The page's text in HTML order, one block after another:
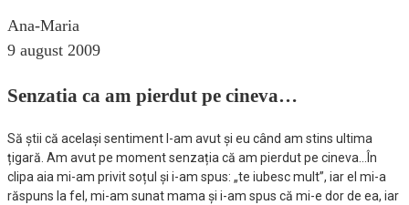
Ana-Maria
9 august 2009
Senzatia ca am pierdut pe cineva…
Să știi că același sentiment l-am avut și eu când am stins ultima
țigară. Am avut pe moment senzația că am pierdut pe cineva…În
clipa aia mi-am privit soțul și i-am spus: „te iubesc mult”, iar el mi-a
răspuns la fel, mi-am sunat mama și i-am spus că mi-e dor de ea, iar